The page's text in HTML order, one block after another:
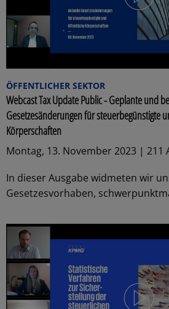
ÖFFENTLICHER SEKTOR
Webcast Tax Update Public - Geplante und
Gesetzesänderungen für steuerbegünstigte
Körperschaften
Montag, 13. November 2023 | 211
In dieser Ausgabe widmeten wir
Gesetzesvorhaben,